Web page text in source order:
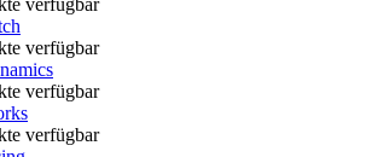
verfügbar
verfügbar
verfügbar
verfügbar